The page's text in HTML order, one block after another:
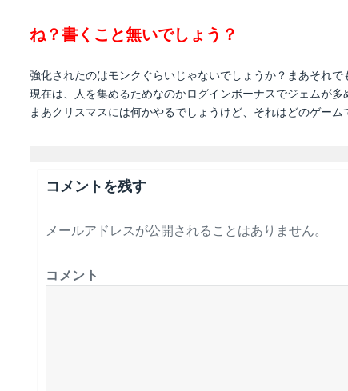
ね？書くこと無いでしょう？
強化されたのはモンクぐらいじゃないでしょうか？まあそれで
現在は、人を集めるためなのかログインボーナスでジェムが
まあクリスマスには何かやるでしょうけど、それはどのゲーム
コメントを残す
メールアドレスが公開されることはありません。
コメント